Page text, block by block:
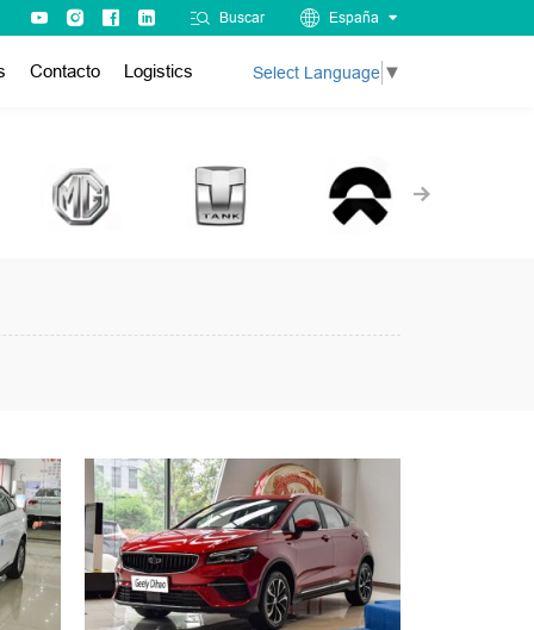
Buscar España
Contacto Logistics Select Language ▼